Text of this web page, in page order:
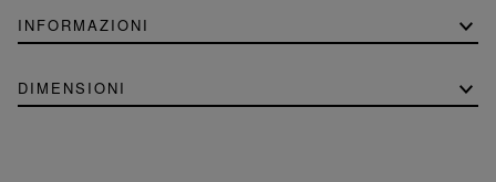
INFORMAZIONI
DIMENSIONI